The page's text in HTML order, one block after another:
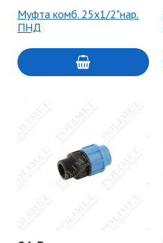
Муфта комб. 25х1/2"нар.
ПНД